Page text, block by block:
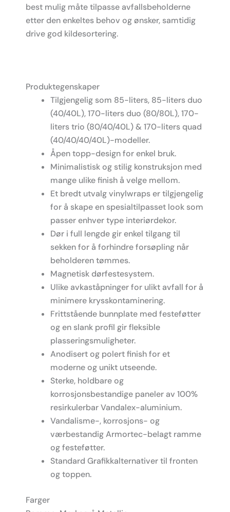
best mulig måte tilpasse avfallsbeholderne
etter den enkeltes behov og ønsker, samtidig
drive god kildesortering.
Produktegenskaper
Tilgjengelig som 85-liters, 85-liters duo
(40/40L), 170-liters duo (80/80L), 170-
liters trio (80/40/40L) & 170-liters quad
(40/40/40/40L)-modeller.
Åpen topp-design for enkel bruk.
Minimalistisk og stilig konstruksjon med
mange ulike finish å velge mellom.
Et bredt utvalg vinylwraps er tilgjengelig
for å skape en spesialtilpasset look som
passer enhver type interiørdekor.
Dør i full lengde gir enkel tilgang til
sekken for å forhindre forsøpling når
beholderen tømmes.
Magnetisk dørfestesystem.
Ulike avkaståpninger for ulikt avfall for å
minimere krysskontaminering.
Frittstående bunnplate med festeføtter
og en slank profil gir fleksible
plasseringsmuligheter.
Anodisert og polert finish for et
moderne og unikt utseende.
Sterke, holdbare og
korrosjonsbestandige paneler av 100%
resirkulerbar Vandalex-aluminium.
Vandalisme-, korrosjons- og
værbestandig Armortec-belagt ramme
og festeføtter.
Standard Grafikkalternativer til fronten
og toppen.
Farger